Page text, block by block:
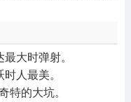
大时弹射。
人最美。
特的大坑。